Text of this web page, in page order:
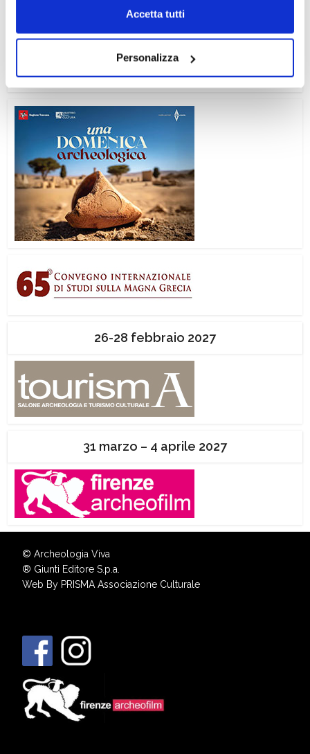
Chiudendo il banner tramite la “X” prosegui la
dei soli cookie tecnici. Selezionando “Accetta tutti” presti
il tuo consenso alla profilazione che potrai revocare in
ogni momentoRevoca
Accetta tutti
Personalizza
Ciclo di conferenze
26-28 febbraio 2027
31 marzo – 4 aprile 2027
© Archeologia Viva
® Giunti Editore S.p.a.
Web By PRISMA Associazione Culturale